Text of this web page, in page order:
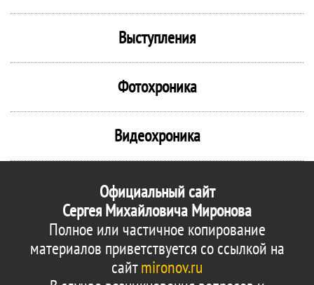
Выступления
Фотохроника
Видеохроника
Официальный сайт
Сергея Михайловича Миронова
Полное или частичное копирование
материалов приветствуется со ссылкой на
сайтmironov.ru